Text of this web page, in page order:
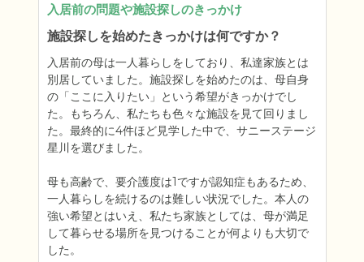
入居前の問題や施設探しのきっかけ
施設探しを始めたきっかけは何ですか？
入居前の母は一人暮らしをしており、私達家族とは
別居していました。施設探しを始めたのは、母自身
の「ここに入りたい」という希望がきっかけでし
た。もちろん、私たちも色々な施設を見て回りまし
た。最終的に4件ほど見学した中で、サニーステージ
星川を選びました。
母も高齢で、要介護度は1ですが認知症もあるため、
一人暮らしを続けるのは難しい状況でした。本人の
強い希望とはいえ、私たち家族としては、母が満足
して暮らせる場所を見つけることが何よりも大切で
した。